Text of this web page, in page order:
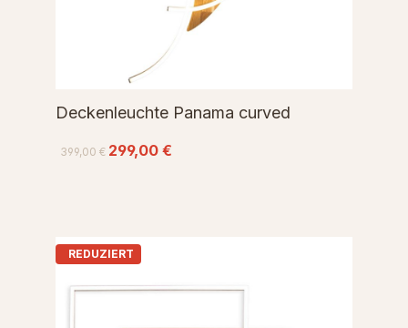
Deckenleuchte Panama curved
399,00 € 299,00 €
REDUZIERT